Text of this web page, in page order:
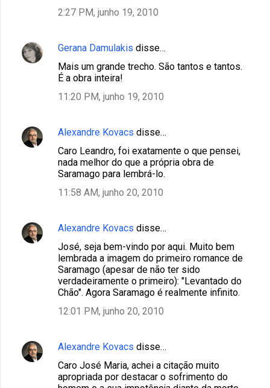
2:27 PM, junho 19, 2010
Gerana Damulakis disse…
Mais um grande trecho. São tantos e tantos.
É a obra inteira!
11:20 PM, junho 19, 2010
Alexandre Kovacs disse…
Caro Leandro, foi exatamente o que pensei,
nada melhor do que a própria obra de
Saramago para lembrá-lo.
11:58 AM, junho 20, 2010
Alexandre Kovacs disse…
José, seja bem-vindo por aqui. Muito bem
lembrada a imagem do primeiro romance de
Saramago (apesar de não ter sido
verdadeiramente o primeiro): "Levantado do
Chão". Agora Saramago é realmente infinito.
12:01 PM, junho 20, 2010
Alexandre Kovacs disse…
Caro José Maria, achei a citação muito
apropriada por destacar o sofrimento do